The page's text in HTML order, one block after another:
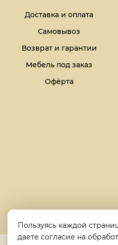
Доставка и оплата
Самовывоз
Возврат и гарантии
Мебель под заказ
Офёрта
Пользуясь каждой
даете согласие на